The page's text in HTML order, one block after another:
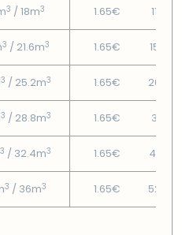
3 / 18m3 1.65€ 11.35€
3 / 21.6m3 1.65€ 15.67€
3 / 25.2m3 1.65€
3 / 28.8m3 1.65€ 31.15€
3 / 32.4m3 1.65€
3 / 36m3 1.65€